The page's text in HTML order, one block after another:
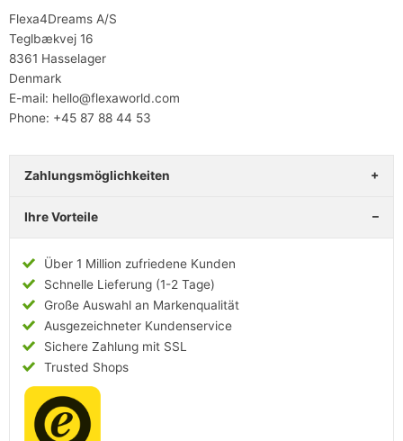
Flexa4Dreams A/S
Teglbækvej 16
8361 Hasselager
Denmark
E-mail: hello@flexaworld.com
Phone: +45 87 88 44 53
Zahlungsmöglichkeiten
Ihre Vorteile
Über 1 Million zufriedene Kunden
Schnelle Lieferung (1-2 Tage)
Große Auswahl an Markenqualität
Ausgezeichneter Kundenservice
Sichere Zahlung mit SSL
Trusted Shops